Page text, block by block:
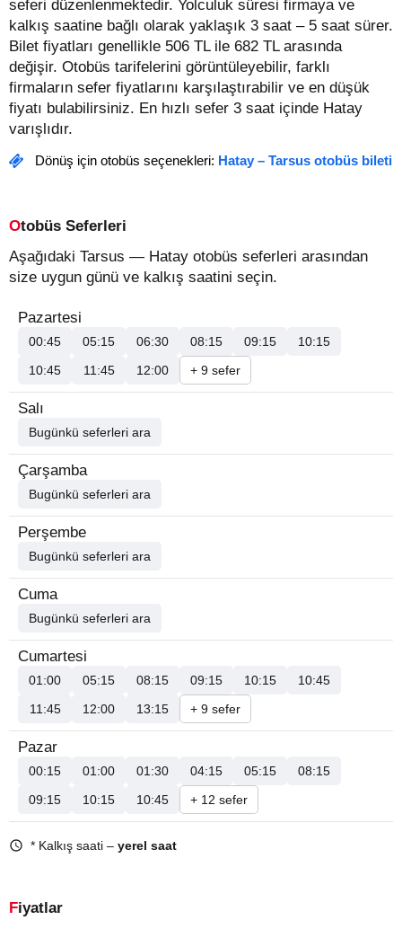
seferi düzenlenmektedir. Yolculuk süresi firmaya ve
kalkış saatine bağlı olarak yaklaşık 3 saat – 5 saat sürer.
Bilet fiyatları genellikle 506 TL ile 682 TL arasında
değişir. Otobüs tarifelerini görüntüleyebilir, farklı
firmaların sefer fiyatlarını karşılaştırabilir ve en düşük
fiyatı bulabilirsiniz. En hızlı sefer 3 saat içinde Hatay
varışlıdır.
Dönüş için otobüs seçenekleri: Hatay – Tarsus otobüs bileti
Otobüs Seferleri
Aşağıdaki Tarsus — Hatay otobüs seferleri arasından
size uygun günü ve kalkış saatini seçin.
Pazartesi
00:45 05:15 06:30 08:15 09:15
10:15
10:45
11:45 12:00 + 9 sefer
Salı
Bugünkü seferleri ara
Çarşamba
Bugünkü seferleri ara
Perşembe
Bugünkü seferleri ara
Cuma
Bugünkü seferleri ara
Cumartesi
01:00 05:15 08:15 09:15 10:15
10:45
11:45
12:00 13:15 + 9 sefer
Pazar
00:15 01:00 01:30 04:15 05:15
08:15
09:15
10:15 10:45 + 12 sefer
* Kalkış saati – yerel saat
Fiyatlar